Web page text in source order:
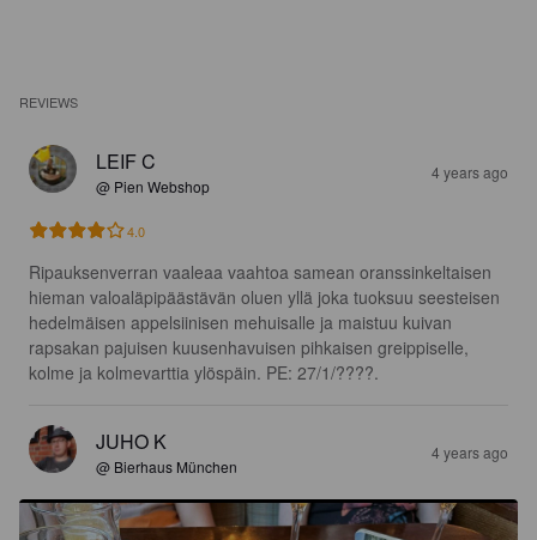
REVIEWS
LEIF C
@ Pien Webshop
4 years ago
4.0
Ripauksenverran vaaleaa vaahtoa samean oranssinkeltaisen
hieman valoaläpipäästävän oluen yllä joka tuoksuu seesteisen
hedelmäisen appelsiinisen mehuisalle ja maistuu kuivan
rapsakan pajuisen kuusenhavuisen pihkaisen greippiselle,
kolme ja kolmevarttia ylöspäin. PE: 27/1/????.
JUHO K
@ Bierhaus München
4 years ago